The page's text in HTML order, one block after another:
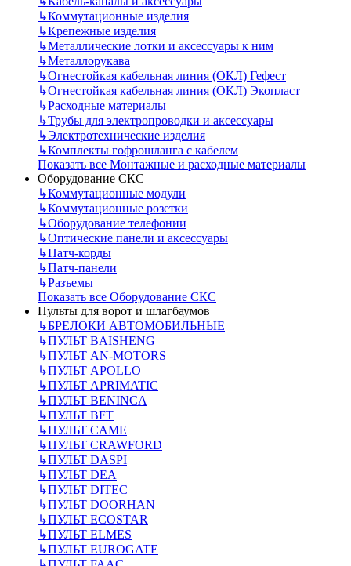
↳Коммутационные изделия
↳Крепежные изделия
↳Металлические лотки и аксессуары к ним
↳Металлорукава
↳Огнестойкая кабельная линия (ОКЛ) Гефест
↳Огнестойкая кабельная линия (ОКЛ) Экопласт
↳Расходные материалы
↳Трубы для электропроводки и аксессуары
↳Электротехнические изделия
↳Комплекты гофрошланга с кабелем
Показать все Монтажные и расходные материалы
Оборудование СКС
↳Коммутационные модули
↳Коммутационные розетки
↳Оборудование телефонии
↳Оптические панели и аксессуары
↳Патч-корды
↳Патч-панели
↳Разъемы
Показать все Оборудование СКС
Пульты для ворот и шлагбаумов
↳БРЕЛОКИ АВТОМОБИЛЬНЫЕ
↳ПУЛЬТ BAISHENG
↳ПУЛЬТ AN-MOTORS
↳ПУЛЬТ APOLLO
↳ПУЛЬТ APRIMATIC
↳ПУЛЬТ BENINCA
↳ПУЛЬТ BFT
↳ПУЛЬТ CAME
↳ПУЛЬТ CRAWFORD
↳ПУЛЬТ DASPI
↳ПУЛЬТ DEA
↳ПУЛЬТ DITEC
↳ПУЛЬТ DOORHAN
↳ПУЛЬТ ECOSTAR
↳ПУЛЬТ ELMES
↳ПУЛЬТ EUROGATE